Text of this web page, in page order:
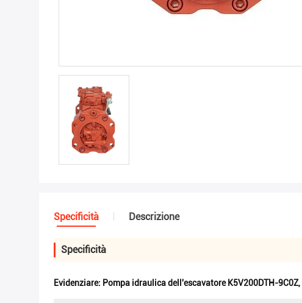
Specificità Descrizione
Specificità
Evidenziare: Pompa idraulica dell'escavatore K5V200DTH-9C0Z,